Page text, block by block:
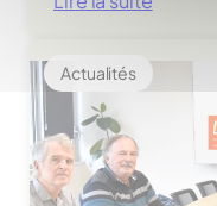
Actualités